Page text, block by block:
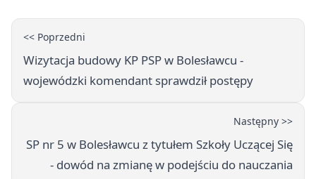
<< Poprzedni
Wizytacja budowy KP PSP w Bolesławcu -
wojewódzki komendant sprawdził postępy
Następny >>
SP nr 5 w Bolesławcu z tytułem Szkoły Uczącej Się
- dowód na zmianę w podejściu do nauczania